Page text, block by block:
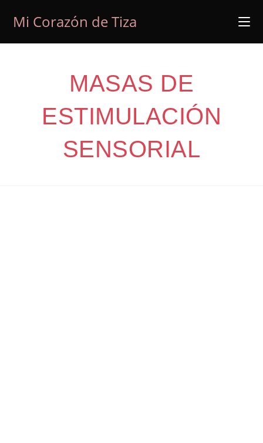
Mi Corazón de Tiza
MASAS DE
ESTIMULACIÓN
SENSORIAL